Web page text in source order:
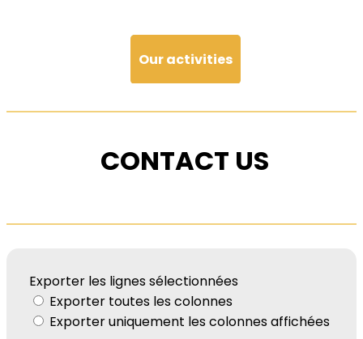
Our activities
CONTACT US